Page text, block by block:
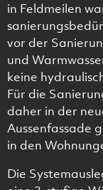
in Feldmeilen
vor der
und
keine
Für die
daher in der
Aussenfassade
in den
Die